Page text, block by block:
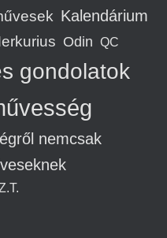
Kalendárium
Odin QC
gondolatok
nemcsak